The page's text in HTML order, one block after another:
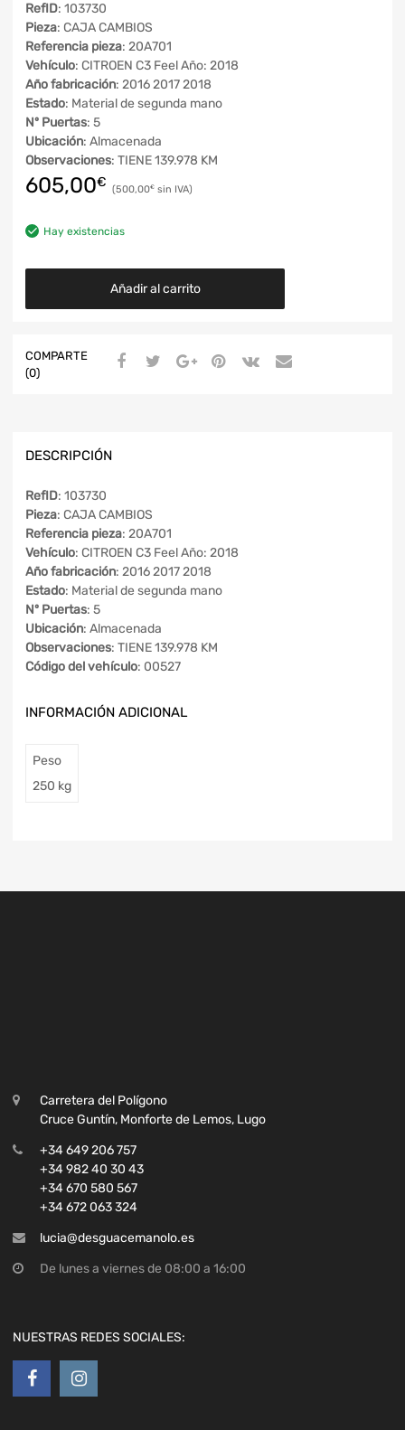
RefID: 103730
Pieza: CAJA CAMBIOS
Referencia pieza: 20A701
Vehículo: CITROEN C3 Feel Año: 2018
Año fabricación: 2016 2017 2018
Estado: Material de segunda mano
Nº Puertas: 5
Ubicación: Almacenada
Observaciones: TIENE 139.978 KM
605,00€ 500,00€
Hay existencias
Añadir al carrito
COMPARTE
(0)
DESCRIPCIÓN
RefID: 103730
Pieza: CAJA CAMBIOS
Referencia pieza: 20A701
Vehículo: CITROEN C3 Feel Año: 2018
Año fabricación: 2016 2017 2018
Estado: Material de segunda mano
Nº Puertas: 5
Ubicación: Almacenada
Observaciones: TIENE 139.978 KM
Código del vehículo: 00527
INFORMACIÓN ADICIONAL
Peso
250 kg
Carretera del Polígono
Cruce Guntín, Monforte de Lemos, Lugo
+34 649 206 757
+34 982 40 30 43
+34 670 580 567
+34 672 063 324
lucia@desguacemanolo.es
De lunes a viernes de 08:00 a 16:00
NUESTRAS REDES SOCIALES: